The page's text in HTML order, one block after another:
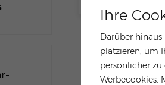
Ihre
Darüber
platzieren, um
persönlicher zu
Werbecookies.